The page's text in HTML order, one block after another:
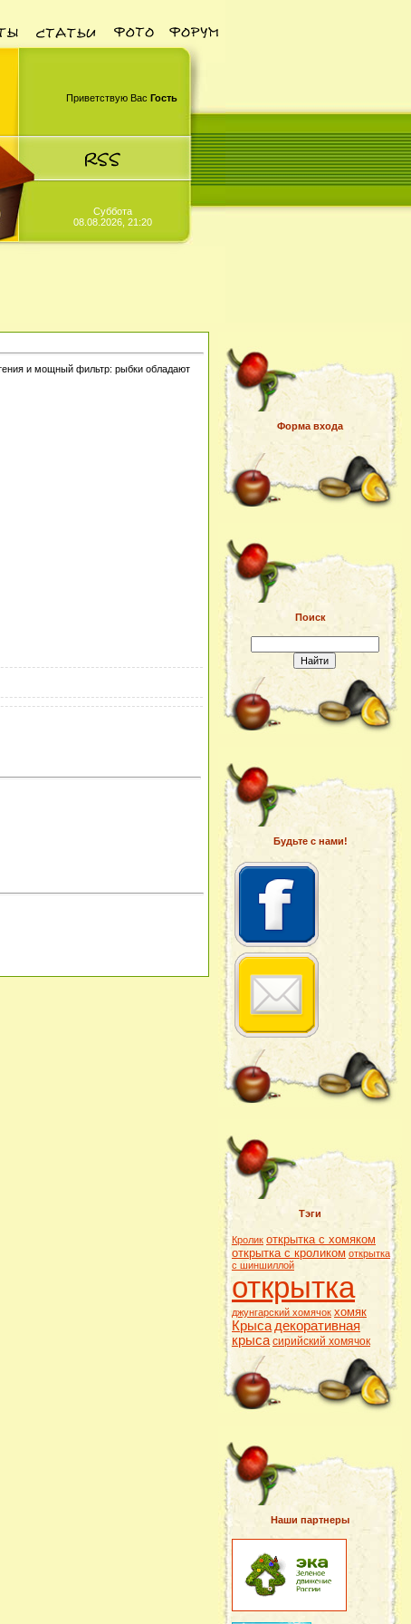
Приветствую Вас Гость
Суббота
08.08.2026, 21:20
и мощный фильтр: рыбки обладают
Форма входа
Поиск
Будьте с нами!
Тэги
Кролик открытка с хомяком
открытка с кроликом открытка
с шиншиллой
открытка
джунгарский хомячок хомяк
Крыса декоративная
крыса сирийский хомячок
Наши партнеры